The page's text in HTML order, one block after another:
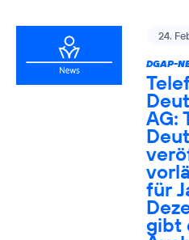
24.
DGAP-
AG:
für
gibt